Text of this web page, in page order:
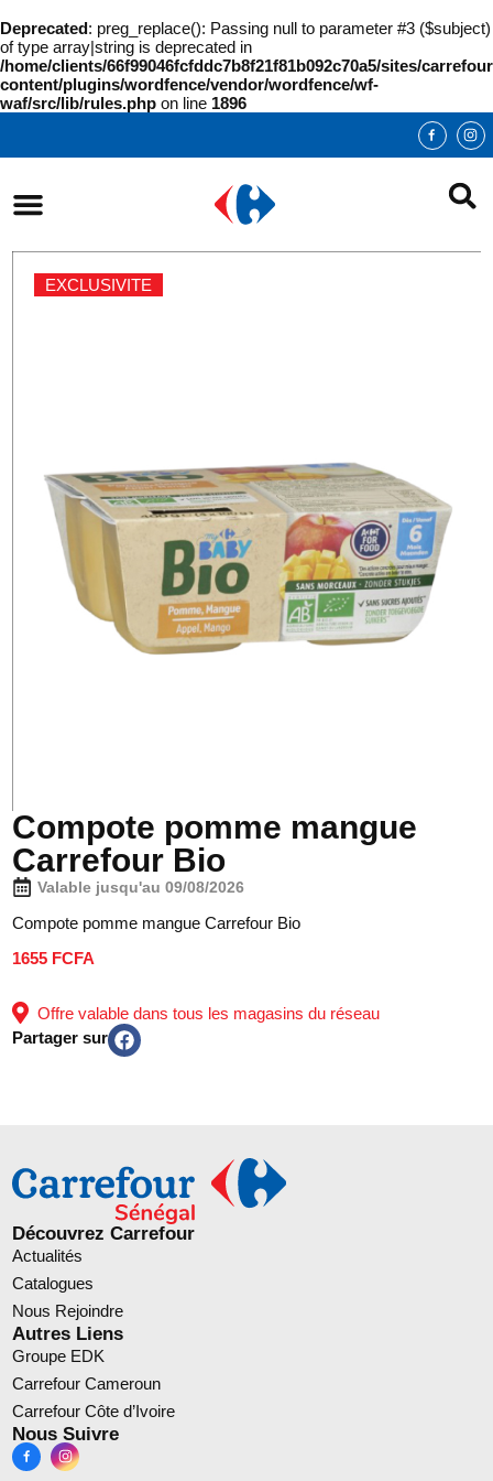
Deprecated: preg_replace(): Passing null to parameter #3 ($subject)
of type array|string is deprecated in
/home/clients/66f99046fcfddc7b8f21f81b092c70a5/sites/
content/plugins/wordfence/vendor/wordfence/wf-
waf/src/lib/rules.php on line 1896
EXCLUSIVITE
Compote pomme mangue
Carrefour Bio
Valable jusqu'au 09/08/2026
Compote pomme mangue Carrefour Bio
1655 FCFA
Offre valable dans tous les magasins du réseau
Partager sur
Découvrez Carrefour
Actualités
Catalogues
Nous Rejoindre
Autres Liens
Groupe EDK
Carrefour Cameroun
Carrefour Côte d’Ivoire
Nous Suivre